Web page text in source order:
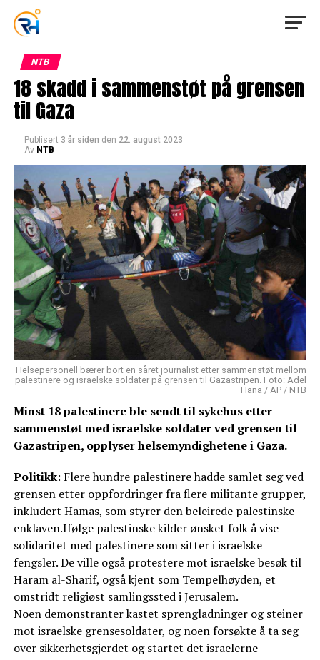
NTB
18 skadd i sammenstøt på grensen
til Gaza
Publisert 3 år siden den 22. august 2023
Av NTB
Helsepersonell bærer bort en såret journalist etter sammenstøt mellom
palestinere og israelske soldater på grensen til Gazastripen. Foto: Adel
Hana / AP / NTB
Minst 18 palestinere ble sendt til sykehus etter
sammenstøt med israelske soldater ved grensen til
Gazastripen, opplyser helsemyndighetene i Gaza.
Politikk: Flere hundre palestinere hadde samlet seg ved
grensen etter oppfordringer fra flere militante grupper,
inkludert Hamas, som styrer den beleirede palestinske
enklaven.Ifølge palestinske kilder ønsket folk å vise
solidaritet med palestinere som sitter i israelske
fengsler. De ville også protestere mot israelske besøk til
Haram al-Sharif, også kjent som Tempelhøyden, et
omstridt religiøst samlingssted i Jerusalem.
Noen demonstranter kastet sprengladninger og steiner
mot israelske grensesoldater, og noen forsøkte å ta seg
over sikkerhetsgjerdet og startet det israelerne